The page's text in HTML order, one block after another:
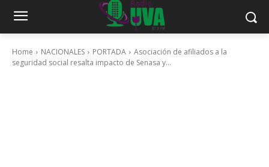
Home NACIONALES PORTADA
Asociación de afiliados a la
seguridad social resalta impacto de Senasa y...